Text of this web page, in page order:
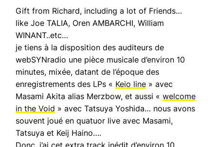
Gift from Richard, including a lot of Friends…
like Joe TALIA, Oren AMBARCHI, William
WINANT..etc…
je tiens à la disposition des auditeurs de
webSYNradio une pièce musicale d’environ 10
minutes, mixée, datant de l’époque des
enregistrements des LPs « Keio line » avec
Masami Akita alias Merzbow, et aussi « welcome
in the Void » avec Tatsuya Yoshida… nous avons
souvent joué en quatuor live avec Masami,
Tatsuya et Keij Haino….
Donc, j’ai cet extra track inédit d’environ 10